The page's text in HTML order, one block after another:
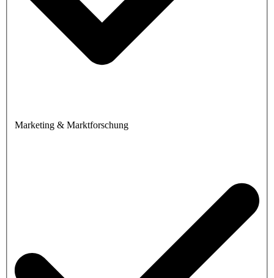
Marketing & Marktforschung